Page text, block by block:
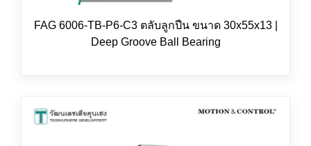
FAG 6006-TB-P6-C3 ตลับลูกปืน ขนาด 30x55x13 |
Deep Groove Ball Bearing